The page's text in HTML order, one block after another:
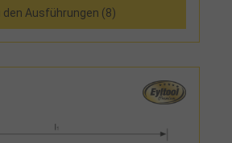
den Ausführungen (8)